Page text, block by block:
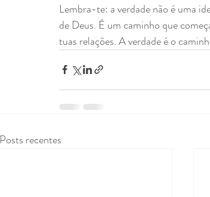
Lembra-te: a verdade não é uma
de Deus. É um caminho que
tuas relações. A verdade é o
Posts recentes